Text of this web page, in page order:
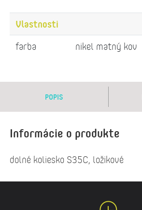
Vlastnosti
farba
nikel matný kov
POPIS
Informácie o produkte
dolné koliesko S35C, ložikové